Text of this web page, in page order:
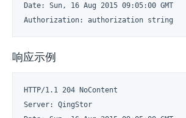
Date: Sun, 16 Aug 2015 09:05:00 GMT
Authorization: authorization string
响应示例
HTTP/1.1 204 NoContent
Server: QingStor